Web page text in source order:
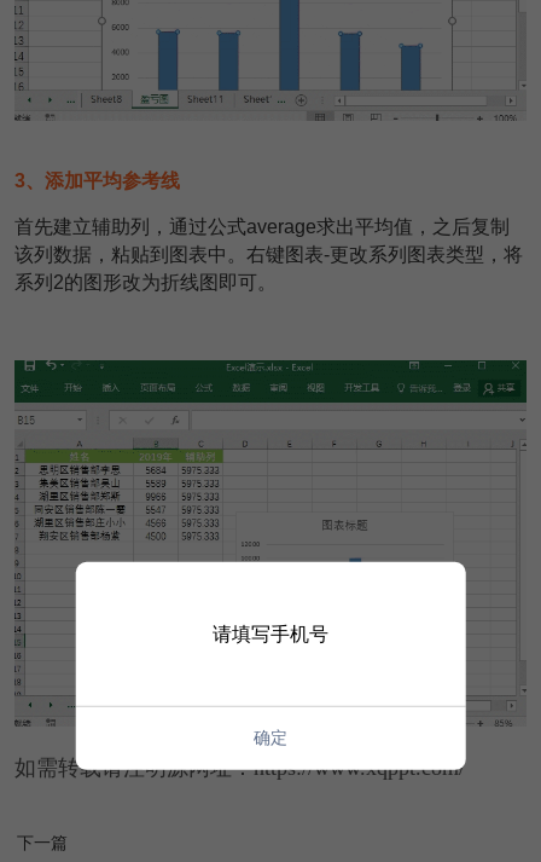
3、添加平均参考线
首先建立辅助列，通过公式average求出平均值，之后复制
该列数据，粘贴到图表中。右键图表-更改系列图表类型，将
系列2的图形改为折线图即可。
如需转载请注明源网址：https://www.xqppt.com/
下一篇
请填写手机号
确定